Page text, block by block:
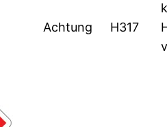
Achtung H317